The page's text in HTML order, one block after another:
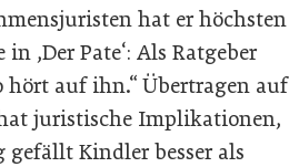
hat er höchsten
,Der Pate‘: Als Ratgeber
hört auf ihn.“ Übertragen auf
juristische Implikationen,
gefällt Kindler besser als